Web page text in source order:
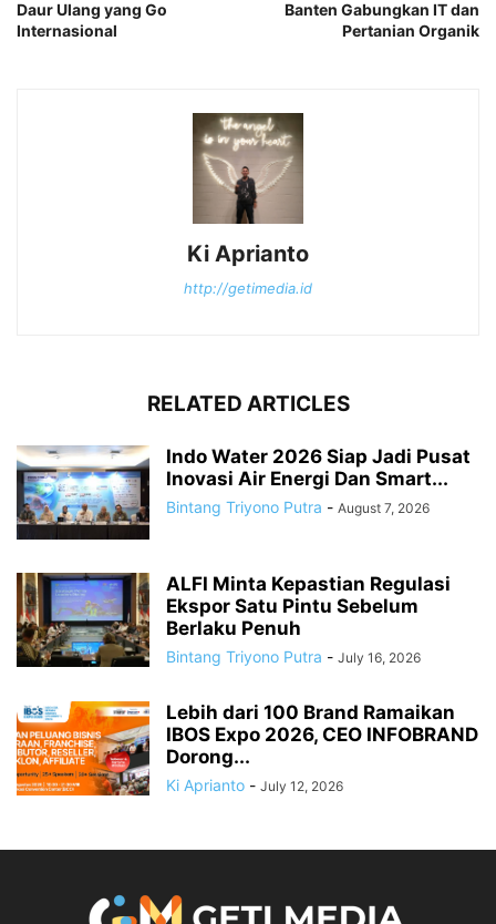
Daur Ulang yang Go
Internasional
Banten Gabungkan IT dan
Pertanian Organik
Ki Aprianto
http://getimedia.id
RELATED ARTICLES
Indo Water 2026 Siap Jadi Pusat
Inovasi Air Energi Dan Smart...
Bintang Triyono Putra - August 7, 2026
ALFI Minta Kepastian Regulasi
Ekspor Satu Pintu Sebelum
Berlaku Penuh
Bintang Triyono Putra - July 16, 2026
Lebih dari 100 Brand Ramaikan
IBOS Expo 2026, CEO INFOBRAND
Dorong...
Ki Aprianto - July 12, 2026